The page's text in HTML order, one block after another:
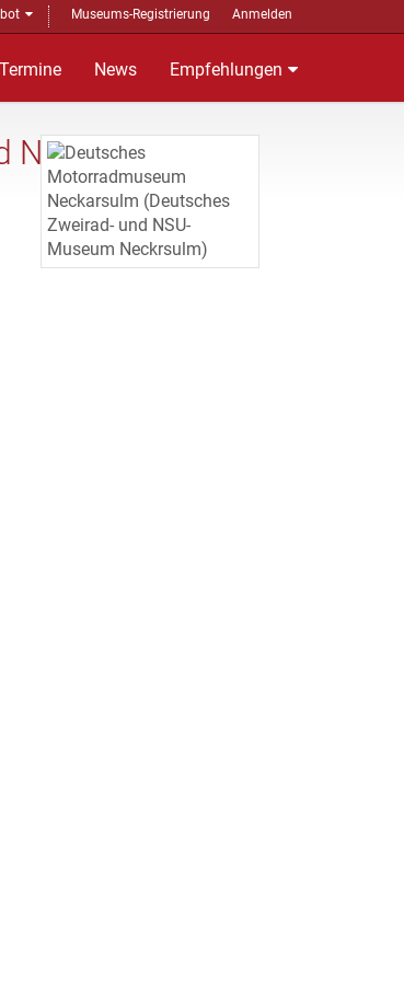
Museums-Registrierung Anmelden
Termine News Empfehlungen
Museum